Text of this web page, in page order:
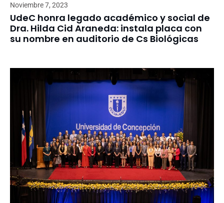
Noviembre 7, 2023
UdeC honra legado académico y social de
Dra. Hilda Cid Araneda: instala placa con
su nombre en auditorio de Cs Biológicas